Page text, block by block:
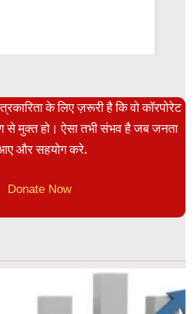
के लिए ज़रूरी है कि वो कॉरपोरेट
से मुक्त हो। ऐसा तभी संभव है जब जनता
और सहयोग करे.
Donate Now